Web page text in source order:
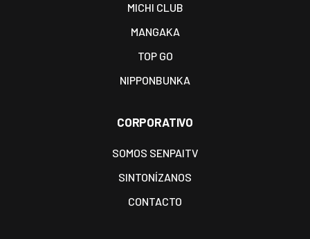
MICHI CLUB
MANGAKA
TOP GO
NIPPONBUNKA
CORPORATIVO
SOMOS SENPAITV
SINTONÍZANOS
CONTACTO